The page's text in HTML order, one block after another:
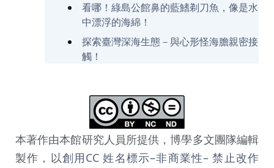
看哪！綠島公館鼻的藍鰭剃刀魚，像是水
中漂浮的海綿！
探索臺灣深海生態－與心形怪海膽親密接
觸！
本著作由本館研究人員所提供，博學多文團隊編輯
製作，以創用CC 姓名標示–非商業性– 禁止改作